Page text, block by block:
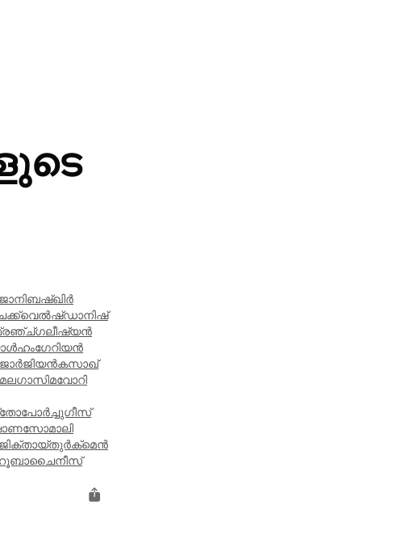
ബഷ്ഖിർ
വെൽഷ്ഡാനിഷ്
ഗലീഷ്യൻ
ഹംഗേറിയൻ
കസാഖ്
മലഗാസിമവോറി
പോർച്ചുഗീസ്
സോമാലി
തായ്തുർക്‌മെൻ
ചൈനീസ്